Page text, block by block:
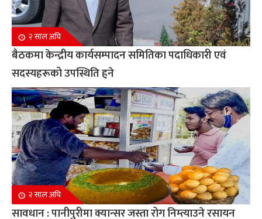
२ साल अघि
बैठकमा केन्द्रीय कार्यसम्पादन समितिका पदाधिकारी एवं
सदस्यहरूको उपस्थिति हुने
२ साल अघि
सावधान : पानीपुरीमा क्यान्सर जस्ता रोग निम्त्याउने रसायन